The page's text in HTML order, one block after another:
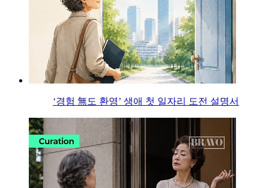
‘경험 無도 환영’ 생애 첫 일자리 도전 설명서